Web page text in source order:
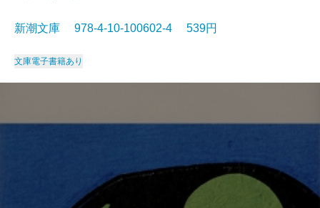
新潮文庫 978-4-10-100602-4 539円
文庫電子書籍あり